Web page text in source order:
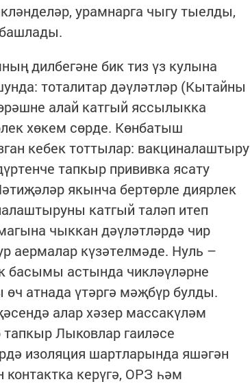
урамнарга чыгу тыелды,
дилбегәне бик тиз үз кулына
тоталитар дәүләтләр (Кытайны
алай катгый яссылыкка
хөкем сөрде. Көнбатыш
кебек тоттылар: вакциналаштыру
тапкыр прививка ясату
якынча бертөрле диярлек
катгый таләп итеп
чыккан дәүләтләрдә чир
аермалар күзәтелмәде. Нуль –
басымы астында чикләүләрне
өч атнада үтәргә мәҗбүр булды.
алар хәзер массакүләм
Лыковлар гаиләсе
изоляция шартларында яшәгән
контактка керүгә, ОРЗ һәм